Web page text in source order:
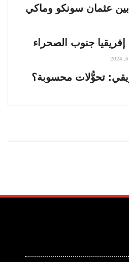
عثمان سونكو وماكي
جنوب الصحراء
تحوُّلات محسوبة؟